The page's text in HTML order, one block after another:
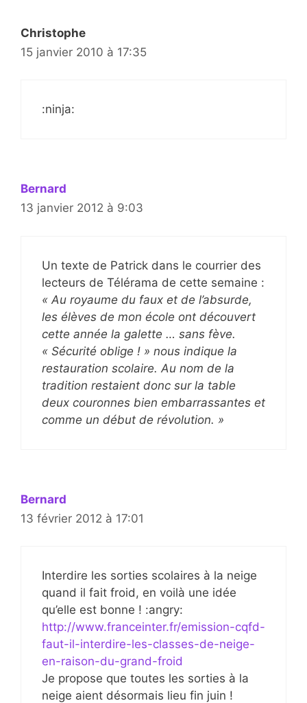
Christophe
15 janvier 2010 à 17:35
:ninja:
Bernard
13 janvier 2012 à 9:03
Un texte de Patrick dans le courrier des
lecteurs de Télérama de cette semaine :
« Au royaume du faux et de l’absurde,
les élèves de mon école ont découvert
cette année la galette … sans fève.
« Sécurité oblige ! » nous indique la
restauration scolaire. Au nom de la
tradition restaient donc sur la table
deux couronnes bien embarrassantes et
comme un début de révolution. »
Bernard
13 février 2012 à 17:01
Interdire les sorties scolaires à la neige
quand il fait froid, en voilà une idée
qu’elle est bonne ! :angry:
http://www.franceinter.fr/emission-cqfd-
faut-il-interdire-les-classes-de-neige-
en-raison-du-grand-froid
Je propose que toutes les sorties à la
neige aient désormais lieu fin juin !